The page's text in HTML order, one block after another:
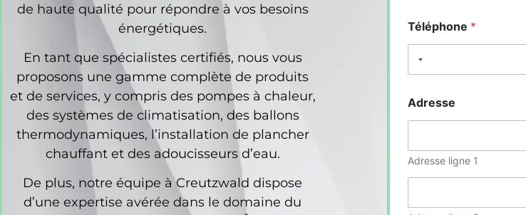
de haute qualité pour répondre à vos besoins
énergétiques.
En tant que spécialistes certifiés, nous vous
proposons une gamme complète de produits
et de services, y compris des pompes à chaleur,
des systèmes de climatisation, des ballons
thermodynamiques, l’installation de plancher
chauffant et des adoucisseurs d’eau.
De plus, notre équipe à Creutzwald dispose
d’une expertise avérée dans le domaine du
Téléphone *
Adresse
Adresse ligne 1